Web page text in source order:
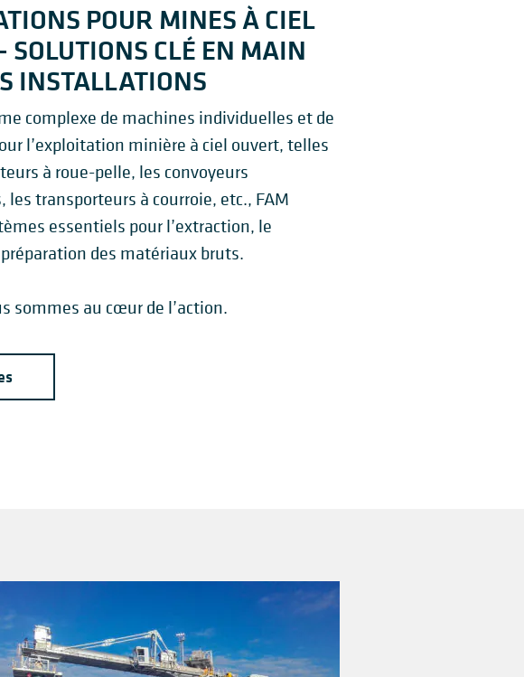
POUR MINES À CIEL
SOLUTIONS CLÉ EN MAIN
INSTALLATIONS
complexe de machines individuelles et de
l’exploitation minière à ciel ouvert, telles
à roue-pelle, les convoyeurs
les transporteurs à courroie, etc., FAM
essentiels pour l’extraction, le
des matériaux bruts.
sommes au cœur de l’action.